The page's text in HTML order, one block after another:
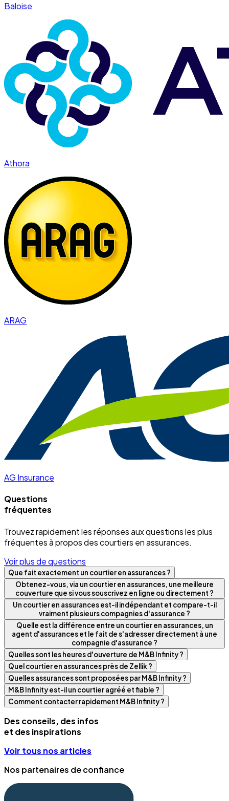
Baloise
Athora
ARAG
AG Insurance
Questions
fréquentes
Trouvez rapidement les réponses aux questions les plus
fréquentes à propos des courtiers en assurances.
Voir plus de questions
Que fait exactement un courtier en assurances ?
Obtenez-vous, via un courtier en assurances, une meilleure
couverture que si vous souscrivez en ligne ou directement ?
Un courtier en assurances est-il indépendant et compare-t-il
vraiment plusieurs compagnies d'assurance ?
Quelle est la différence entre un courtier en assurances, un
agent d'assurances et le fait de s'adresser directement à une
compagnie d'assurance ?
Quelles sont les heures d'ouverture de M&B Infinity ?
Quel courtier en assurances près de Zellik ?
Quelles assurances sont proposées par M&B Infinity ?
M&B Infinity est-il un courtier agréé et fiable ?
Comment contacter rapidement M&B Infinity ?
Des conseils, des infos
et des inspirations
Voir tous nos articles
Nos partenaires de confiance